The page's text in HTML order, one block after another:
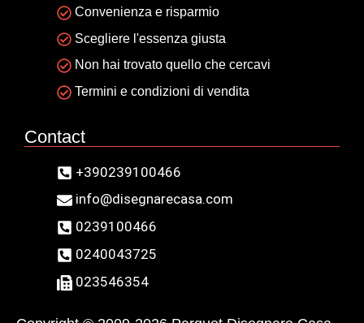
Convenienza e risparmio
Scegliere l'essenza giusta
Non hai trovato quello che cercavi
Termini e condizioni di vendita
Contact
+390239100466
info@disegnarecasa.com
0239100466
0240043725
023546354